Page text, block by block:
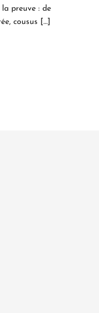
la preuve : de
cousus […]